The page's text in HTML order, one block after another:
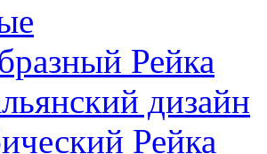
Рейка
дизайн
Рейка